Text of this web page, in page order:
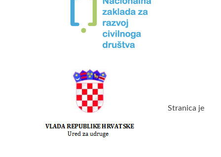
Stranica je